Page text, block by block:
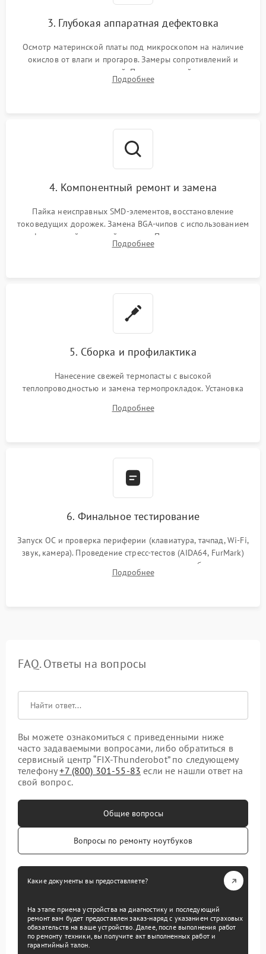
3. Глубокая аппаратная дефектовка
Осмотр материнской платы под микроскопом на наличие
окислов от влаги и прогаров. Замеры сопротивлений и
дежурных напряжений. Проверка цепей питания,
мультиконтроллера, процессора и видеочипа.
Подробнее
4. Компонентный ремонт и замена
Пайка неисправных SMD-элементов, восстановление
токоведущих дорожек. Замена BGA-чипов с использованием
инфракрасной паяльной станции. Прошивка микросхемы
BIOS или замена поврежденных портов USB
Подробнее
5. Сборка и профилактика
Нанесение свежей термопасты с высокой
теплопроводностью и замена термопрокладок. Установка
шлейфов, модулей памяти и накопителей. Предварительная
Подробнее
6. Финальное тестирование
Запуск ОС и проверка периферии (клавиатура, тачпад, Wi-Fi,
звук, камера). Проведение стресс-тестов (AIDA64, FurMark)
для контроля температурного режима и стабильности
системы под пиковой нагрузкой.
Подробнее
FAQ. Ответы на вопросы
Вы можете ознакомиться с приведенными ниже
часто задаваемыми вопросами, либо обратиться в
сервисный центр “FIX-Thunderobot” по следующему
телефону+7 (800) 301-55-83 если не нашли ответ на
свой вопрос.
Общие вопросы
Вопросы по ремонту ноутбуков
Какие документы вы предоставляете?
На этапе приема устройства на диагностику и последующий
ремонт вам будет предоставлен заказ-наряд с указанием страховых
обязательств на ваше устройство. Далее, после выполнения работ
по ремонту техники, вы получите акт выполненных работ и
гарантийный талон.